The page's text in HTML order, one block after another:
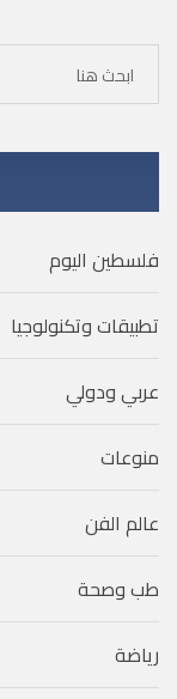
فلسطين اليوم
تطبيقات وتكنولوجيا
عربي ودولي
منوعات
عالم الفن
طب وصحة
رياضة